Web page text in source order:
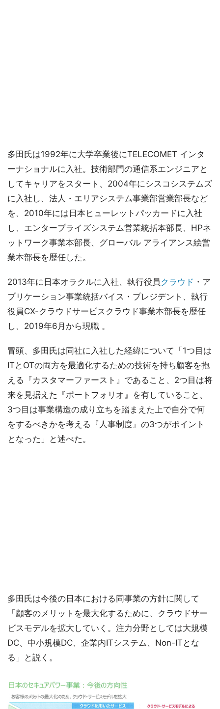
多田氏は1992年に大学卒業後にTELECOMET インタ
ーナショナルに入社。技術部門の通信系エンジニアと
してキャリアをスタート、2004年にシスコシステムズ
に入社し、法人・エリアシステム事業部営業部長など
を、2010年には日本ヒューレットパッカードに入社
し、エンタープライズシステム営業統括本部長、HPネ
ットワーク事業本部長、グローバル アライアンス絵営
業本部長を歴任した。
2013年に日本オラクルに入社、執行役員 クラウド ・ア
プリケーション事業統括バイス・プレジデント、執行
役員CX-クラウドサービスクラウド事業本部長を歴任
し、2019年6月から現職 。
冒頭、多田氏は同社に入社した経緯について「1つ目は
ITとOTの両方を最適化するための技術を持ち顧客を抱
える『カスタマーファースト』であること、2つ目は将
来を見据えた『ポートフォリオ』を有していること、
3つ目は事業構造の成り立ちを踏まえた上で自分で何
をするべきかを考える『人事制度』の3つがポイント
となった」と述べた。
多田氏は今後の日本における同事業の方針に関して
「顧客のメリットを最大化するために、クラウドサー
ビスモデルを拡大していく。注力分野としては大規模
DC、中小規模DC、企業内ITシステム、Non-ITとな
る」と説く。